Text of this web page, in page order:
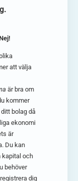
att välja
är bra om
kommer
bolag då
ekonomi
är
Du kan
kapital och
behöver
dig